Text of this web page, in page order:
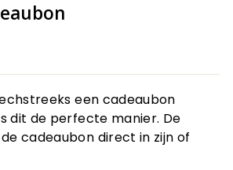
een cadeaubon
dit de perfecte manier. De
cadeaubon direct in zijn of